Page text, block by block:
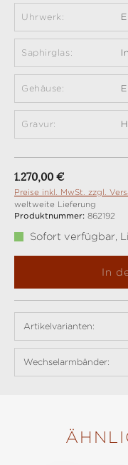
Uhrwerk:
Saphirglas:
Gehäuse:
Gravur:
Regulärer Preis:
1.270,00 €
Preise inkl. MwSt. zzgl.
weltweite Lieferung
Produktnummer: 862192
Sofort verfügbar,
In
Artikelvarianten:
Wechselarmbänder: